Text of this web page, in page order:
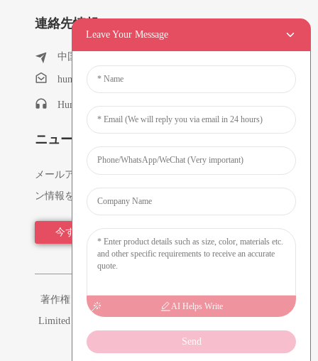
連絡先情報
中国広東省東莞市七石鎮鉄鵬坑村東春峰路53号
humanlu@foxmail.com
Humanlu:+86-15818288461
ニュースレター
メールアドレスを入力していただければ、最新のプラ
ン情報をお送りします。
今すぐお問い合わせください
著作権 © 2026 Dongguan Hmflowers Industrial Company
Limited All Rights Reserved - -
Leave Your Message
AI Helps Write
Send